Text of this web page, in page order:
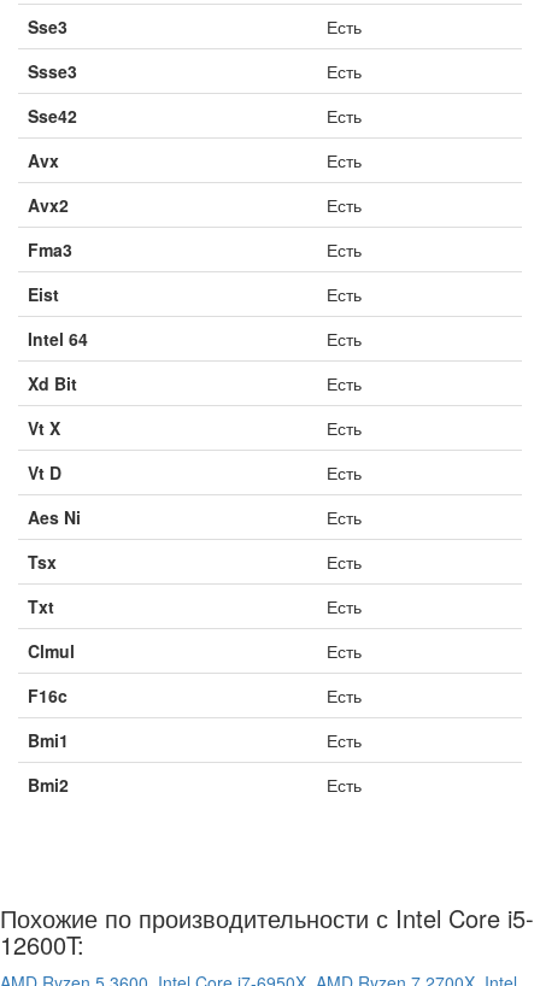
Sse3
Есть
Ssse3
Есть
Sse42
Есть
Avx
Есть
Avx2
Есть
Fma3
Есть
Eist
Есть
Intel 64
Есть
Xd Bit
Есть
Vt X
Есть
Vt D
Есть
Aes Ni
Есть
Tsx
Есть
Txt
Есть
Clmul
Есть
F16c
Есть
Bmi1
Есть
Bmi2
Есть
Похожие по производительности с Intel Core i5-
12600T: